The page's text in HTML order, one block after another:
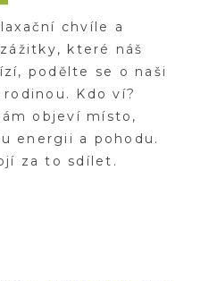
chvíle a
které náš
podělte se o naši
Kdo ví?
objeví místo,
energii a pohodu.
za to sdílet.